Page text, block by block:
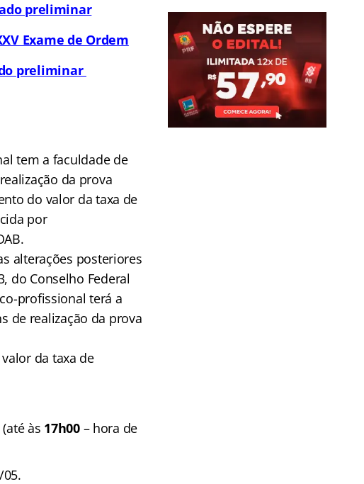
preliminar
Exame de Ordem
preliminar
tem a faculdade de
da prova
do valor da taxa de
por
alterações posteriores
do Conselho Federal
profissional terá a
de realização da prova
da taxa de
(até às 17h00– hora de